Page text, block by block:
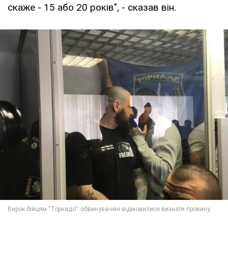
скаже - 15 або 20 років", - сказав він.